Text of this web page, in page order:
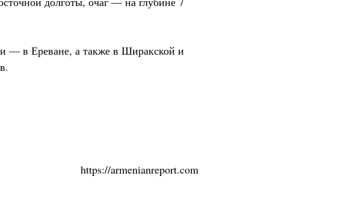
— в Ереване, а также в Ширакской и
https://armenianreport.com